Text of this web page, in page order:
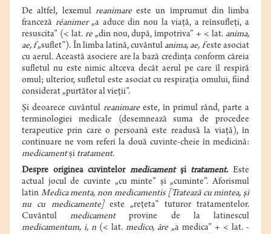
De altfel, lexemulreanimare este un împrumut din limba
franceză réanimer„a aduce din nou la viață, a reînsufleți, a
resuscita” (< lat.re„din nou, după, împotriva” + < lat. anima,
ae, f„suflet”). În limba latină, cuvântul anima, ae, feste asociat
cu aerul. Această asociere are la bază credința conform căreia
sufletul nu este nimic altceva decât aerul pe care îl respiră
omul; ulterior, sufletul este asociat cu respirația omului, fiind
considerat „purtător al vieții”.
Și deoarece cuvântul reanimare este, în primul rând, parte a
terminologiei medicale (desemnează suma de procedee
terapeutice prin care o persoană este readusă la viață), în
continuare ne vom referi la două cuvinte-cheie în medicină:
medicamentși tratament.
Despre originea cuvintelor medicamentși tratament. Este
actual jocul de cuvinte „cu minte” și „cuminte”. Aforismul
latin Medica menta, non medicamentis [Tratează cu mintea, și
nu cu medicamente] este „rețeta” tuturor tratamentelor.
Cuvântulmedicamentprovine de la latinescul
medicamentum, i, n (< lat. medico, āre „a medica” + < lat. -